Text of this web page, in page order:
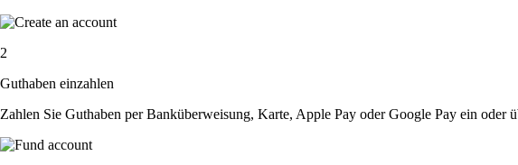
2
Guthaben einzahlen
Zahlen Sie Guthaben per Banküberweisung, Karte, Apple Pay oder Google Pay ein oder